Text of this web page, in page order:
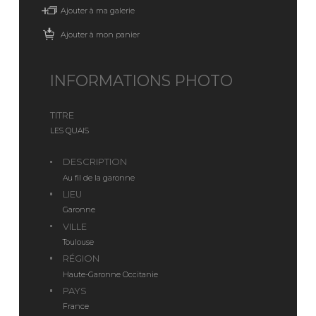
Ajouter à ma galerie
Ajouter à mon panier
INFORMATIONS PHOTO
TITRE
LES QUAIS
DESCRIPTION
Au fil de la garonne
LIEU
Garonne
VILLE
Toulouse
RÉGION
Haute-Garonne Occitanie
PAYS
France